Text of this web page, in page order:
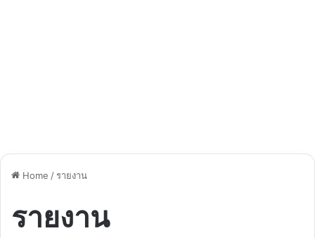
Home /รายงาน
รายงาน